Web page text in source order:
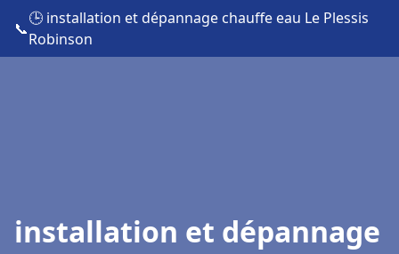
📞
🕒 installation et dépannage chauffe eau Le Plessis
Robinson
installation et dépannage